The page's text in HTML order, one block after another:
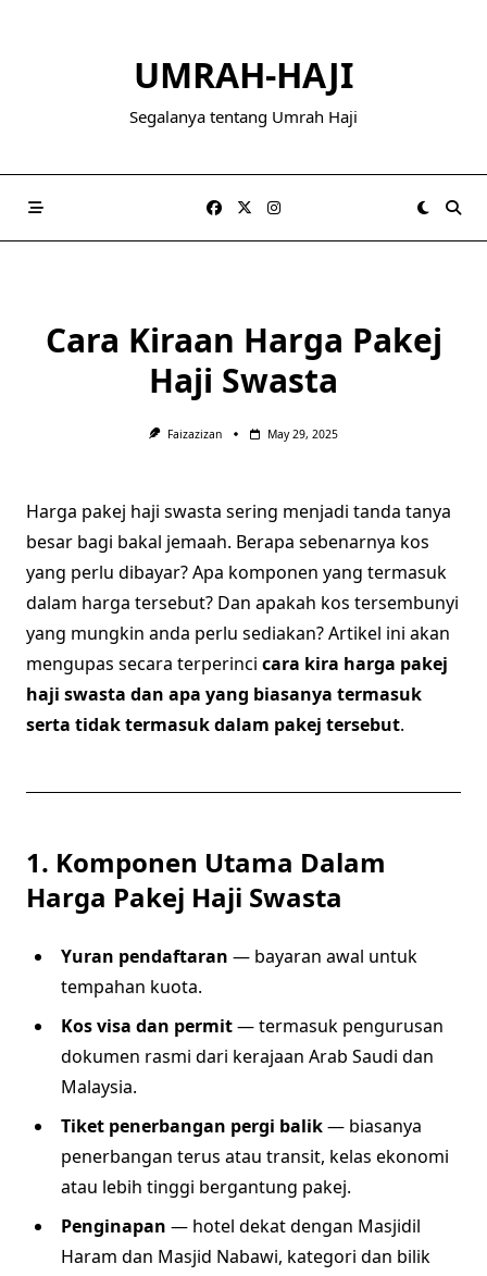
UMRAH-HAJI
Segalanya tentang Umrah Haji
Cara Kiraan Harga Pakej
Haji Swasta
Faizazizan May 29, 2025
Harga pakej haji swasta sering menjadi tanda tanya
besar bagi bakal jemaah. Berapa sebenarnya kos
yang perlu dibayar? Apa komponen yang termasuk
dalam harga tersebut? Dan apakah kos tersembunyi
yang mungkin anda perlu sediakan? Artikel ini akan
mengupas secara terperinci cara kira harga pakej
haji swasta dan apa yang biasanya termasuk
serta tidak termasuk dalam pakej tersebut.
1. Komponen Utama Dalam
Harga Pakej Haji Swasta
Yuran pendaftaran — bayaran awal untuk
tempahan kuota.
Kos visa dan permit— termasuk pengurusan
dokumen rasmi dari kerajaan Arab Saudi dan
Malaysia.
Tiket penerbangan pergi balik— biasanya
penerbangan terus atau transit, kelas ekonomi
atau lebih tinggi bergantung pakej.
Penginapan — hotel dekat dengan Masjidil
Haram dan Masjid Nabawi, kategori dan bilik